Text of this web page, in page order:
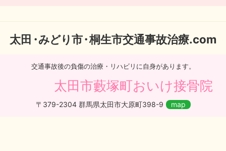
太田・みどり市・桐生市交通事故治療.com
交通事故後の負傷の治療・リハビリに自身があります。
太田市藪塚町おいけ接骨院
〒379-2304 群馬県太田市大原町398-9 map